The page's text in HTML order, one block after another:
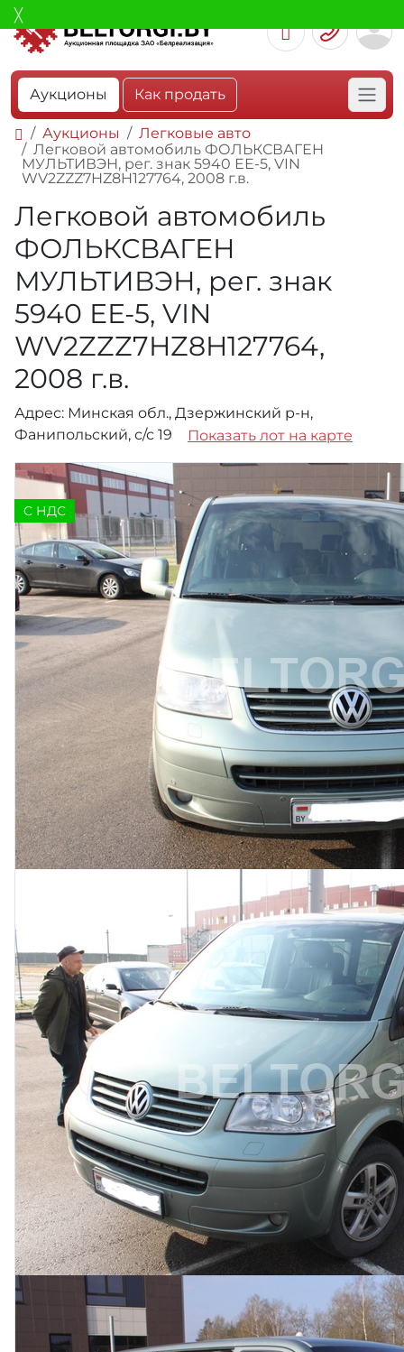
Аукционы Как продать
Аукционы
Легковые авто
Легковой автомобиль ФОЛЬКСВАГЕН
МУЛЬТИВЭН, рег. знак 5940 ЕЕ-5, VIN
WV2ZZZ7HZ8H127764, 2008 г.в.
Легковой автомобиль
ФОЛЬКСВАГЕН
МУЛЬТИВЭН, рег. знак
5940 ЕЕ-5, VIN
WV2ZZZ7HZ8H127764,
2008 г.в.
Адрес: Минская обл., Дзержинский р-н,
Фанипольский, с/с 19
Показать лот на карте
C НДС